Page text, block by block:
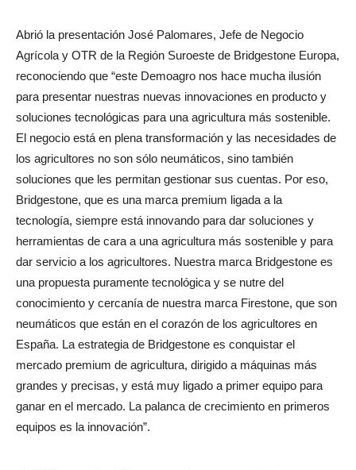
Abrió la presentación José Palomares, Jefe de Negocio
Agrícola y OTR de la Región Suroeste de Bridgestone Europa,
reconociendo que “este Demoagro nos hace mucha ilusión
para presentar nuestras nuevas innovaciones en producto y
soluciones tecnológicas para una agricultura más sostenible.
El negocio está en plena transformación y las necesidades de
los agricultores no son sólo neumáticos, sino también
soluciones que les permitan gestionar sus cuentas. Por eso,
Bridgestone, que es una marca premium ligada a la
tecnología, siempre está innovando para dar soluciones y
herramientas de cara a una agricultura más sostenible y para
dar servicio a los agricultores. Nuestra marca Bridgestone es
una propuesta puramente tecnológica y se nutre del
conocimiento y cercanía de nuestra marca Firestone, que son
neumáticos que están en el corazón de los agricultores en
España. La estrategia de Bridgestone es conquistar el
mercado premium de agricultura, dirigido a máquinas más
grandes y precisas, y está muy ligado a primer equipo para
ganar en el mercado. La palanca de crecimiento en primeros
equipos es la innovación”.